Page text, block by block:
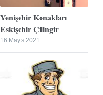
Yenişehir Konakları
Eskişehir Çilingir
16 Mayıs 2021